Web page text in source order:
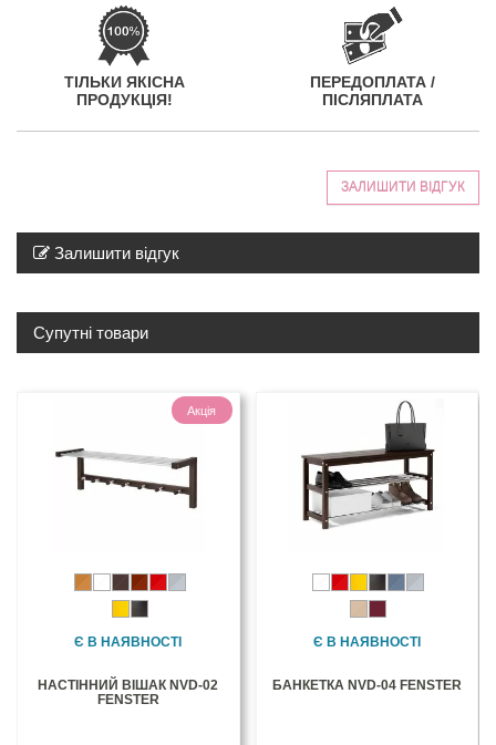
ТІЛЬКИ ЯКІСНА
ПРОДУКЦІЯ!
ПЕРЕДОПЛАТА /
ПІСЛЯПЛАТА
ЗАЛИШИТИ ВІДГУК
Залишити відгук
Супутні товари
Акція
Є В НАЯВНОСТІ
НАСТІННИЙ ВІШАК NVD-02
FENSTER
Є В НАЯВНОСТІ
БАНКЕТКА NVD-04 FENSTER